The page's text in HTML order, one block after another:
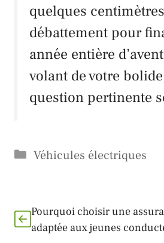
quelques
débattement pour
année entière
volant de votre
question pertinente
Catégories
Véhicules électriques
Pourquoi choisir une
adaptée aux jeunes